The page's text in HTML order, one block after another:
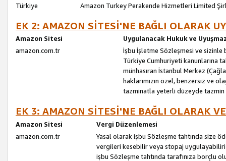
Türkiye
Amazon Turkey Perakende Hizmetleri Limited
EK 2: AMAZON SİTESİ'NE BAĞLI OLARAK
Amazon Sitesi
Uygulanacak Hukuk ve
amazon.com.tr
İşbu İşletme Sözleşmesi ve sizinle
Türkiye Cumhuriyeti kanunlarına
münhasıran İstanbul Merkez
haklarımızın özel, benzersiz ve
tazminatla yeterli düzeyde
EK 3: AMAZON SİTESİ'NE BAĞLI OLARAK
Amazon Sitesi
Vergi Düzenlemesi
amazon.com.tr
Yasal olarak işbu Sözleşme tahtında size
vergileri kesebilir veya stopaj
işbu Sözleşme tahtında tarafınıza borçlu